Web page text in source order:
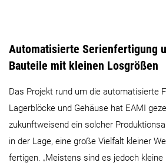
Automatisierte Serienfertigung
Bauteile mit kleinen Losgrößen
Das Projekt rund um die automatisierte
Lagerblöcke und Gehäuse hat EAMI
zukunftweisend ein solcher
in der Lage, eine große Vielfalt kleiner
fertigen. „Meistens sind es jedoch kleine